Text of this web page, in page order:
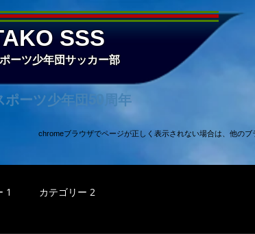
SSS
ーツ少年団サッカー部
ポーツ少年団50周年
chromeブラウザでページが正しく表示されない場合は、他のブ
1 カテゴリー 2